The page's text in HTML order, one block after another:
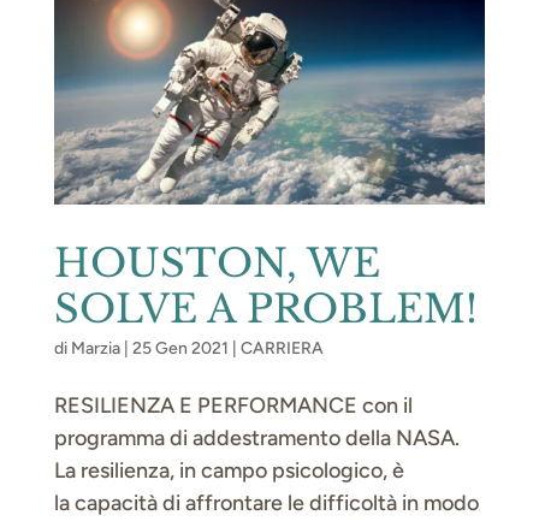
HOUSTON, WE
SOLVE A PROBLEM!
di Marzia| 25 Gen 2021 CARRIERA
RESILIENZA E PERFORMANCE con il
programma di addestramento della NASA.
La resilienza, in campo psicologico, è
la capacità di affrontare le difficoltà in modo